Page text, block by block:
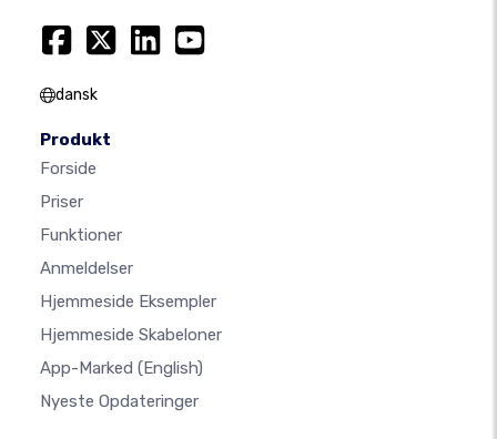
dansk
Produkt
Forside
Priser
Funktioner
Anmeldelser
Hjemmeside Eksempler
Hjemmeside Skabeloner
App-Marked (English)
Nyeste Opdateringer